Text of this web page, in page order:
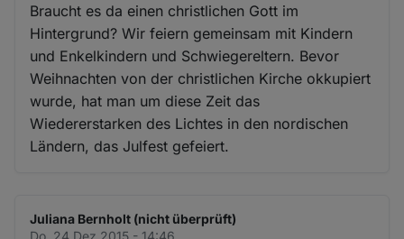
Braucht es da einen christlichen Gott im
Hintergrund? Wir feiern gemeinsam mit Kindern
und Enkelkindern und Schwiegereltern. Bevor
Weihnachten von der christlichen Kirche okkupiert
wurde, hat man um diese Zeit das
Wiedererstarken des Lichtes in den nordischen
Ländern, das Julfest gefeiert.
Juliana Bernholt (nicht überprüft)